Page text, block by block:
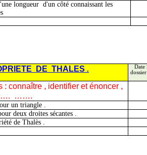
longueur d'un côté connaissant les
DE THALES .
Date
dossier
: connaître , identifier et énoncer ,
…….
un triangle .
deux droites sécantes .
de Thalès .